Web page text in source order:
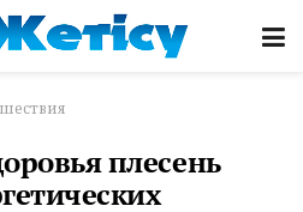
плесень